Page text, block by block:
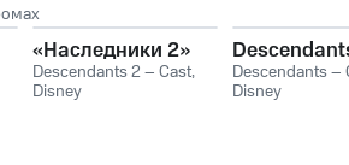
«Наследники 2»
Descendants 2 – Cast,
Disney
Descendants –
Disney